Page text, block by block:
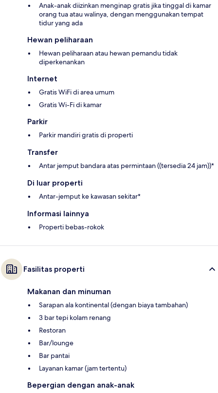
Anak-anak diizinkan menginap gratis jika tinggal di kamar
orang tua atau walinya, dengan menggunakan tempat
tidur yang ada
Hewan peliharaan
Hewan peliharaan atau hewan pemandu tidak
diperkenankan
Internet
Gratis WiFi di area umum
Gratis Wi-Fi di kamar
Parkir
Parkir mandiri gratis di properti
Transfer
Antar jemput bandara atas permintaan ((tersedia 24 jam))*
Di luar properti
Antar-jemput ke kawasan sekitar*
Informasi lainnya
Properti bebas-rokok
Fasilitas properti
Makanan dan minuman
Sarapan ala kontinental (dengan biaya tambahan)
3 bar tepi kolam renang
Restoran
Bar/lounge
Bar pantai
Layanan kamar (jam tertentu)
Bepergian dengan anak-anak